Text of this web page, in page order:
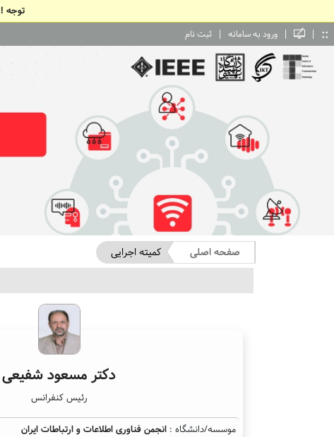
توجه !
::
|
| ورود به سامانه | ثبت نام
صفحه اصلی کمیته اجرایی
دکتر مسعود شفیعی
رئیس کنفرانس
موسسه/دانشگاه : انجمن فناوری اطلاعات و ارتباطات ایران